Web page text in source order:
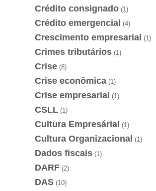
Crédito consignado (1)
Crédito emergencial (4)
Crescimento empresarial (1)
Crimes tributários (1)
Crise (8)
Crise econômica (1)
Crise empresarial (1)
CSLL (1)
Cultura Empresárial (1)
Cultura Organizacional (1)
Dados fiscais (1)
DARF (2)
DAS (10)